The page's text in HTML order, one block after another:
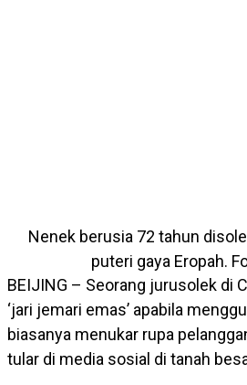
Nenek berusia 72 tahun
puteri gaya Eropah.
BEIJING – Seorang jurusolek di
‘jari jemari emas’ apabila
biasanya menukar rupa
tular di media sosial di tanah